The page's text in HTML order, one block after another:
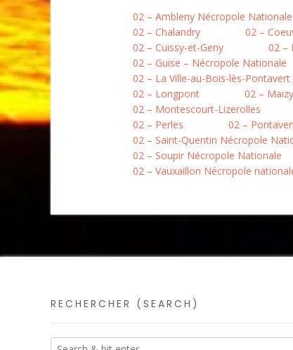
02 – Ambleny Nécropole Nationale
02 – Chalandry
02 –
02 – Cuissy-et-Geny
02 –
02 – Guise – Nécropole Nationale
02 – La Ville-au-Bois-lès-
02 – Longpont
02 – Maizy
02 – Montescourt-Lizerolles
02 – Perles
02 –
02 – Saint-Quentin Nécropole
02 – Soupir Nécropole Nationale
02 – Vauxaillon Nécropole
RECHERCHER (SEARCH)